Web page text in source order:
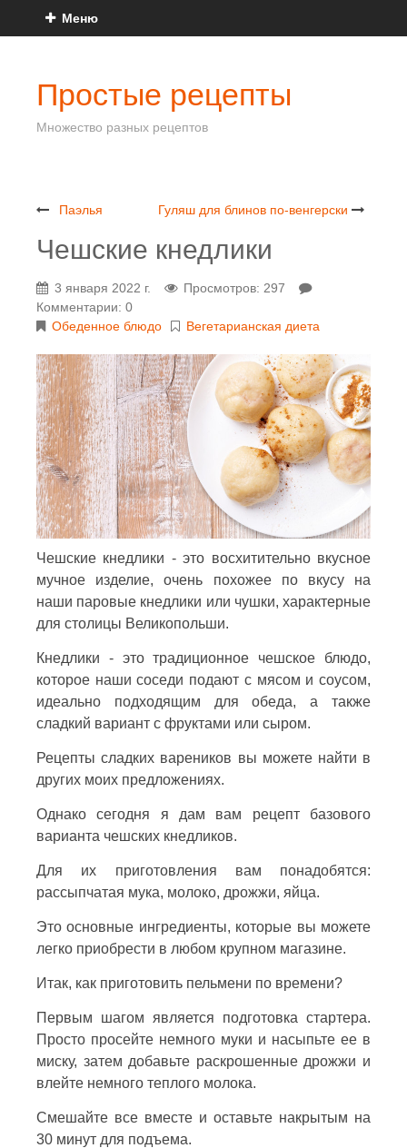
Меню
Простые рецепты
Множество разных рецептов
Паэлья Гуляш для блинов по-венгерски
Чешские кнедлики
3 января 2022 г.
Просмотров: 297
Комментарии: 0
Обеденное блюдо
Вегетарианская диета
Чешские кнедлики - это восхитительно вкусное
мучное изделие, очень похожее по вкусу на
наши паровые кнедлики или чушки, характерные
для столицы Великопольши.
Кнедлики - это традиционное чешское блюдо,
которое наши соседи подают с мясом и соусом,
идеально подходящим для обеда, а также
сладкий вариант с фруктами или сыром.
Рецепты сладких вареников вы можете найти в
других моих предложениях.
Однако сегодня я дам вам рецепт базового
варианта чешских кнедликов.
Для их приготовления вам понадобятся:
рассыпчатая мука, молоко, дрожжи, яйца.
Это основные ингредиенты, которые вы можете
легко приобрести в любом крупном магазине.
Итак, как приготовить пельмени по времени?
Первым шагом является подготовка стартера.
Просто просейте немного муки и насыпьте ее в
миску, затем добавьте раскрошенные дрожжи и
влейте немного теплого молока.
Смешайте все вместе и оставьте накрытым на
30 минут для подъема.